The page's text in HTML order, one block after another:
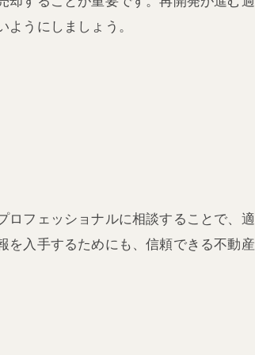
うにしましょう。
ロフェッショナルに相談することで、適
を入手するためにも、信頼できる不動産